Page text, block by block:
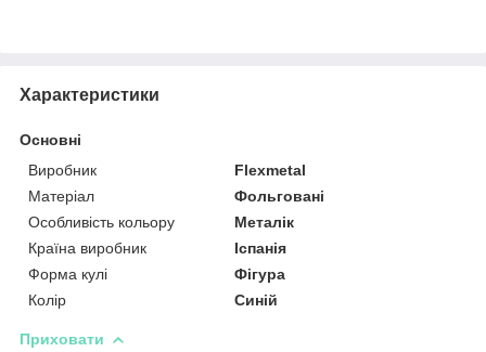
Характеристики
Основні
Виробник
Flexmetal
Матеріал
Фольговані
Особливість кольору
Металік
Країна виробник
Іспанія
Форма кулі
Фігура
Колір
Синій
Приховати